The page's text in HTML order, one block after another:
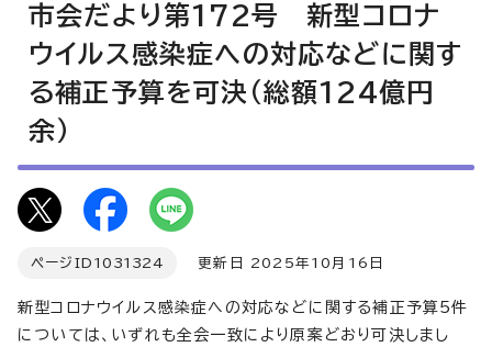
市会だより第172号 新型コロナ
ウイルス感染症への対応などに関す
る補正予算を可決（総額124億円
余）
ページID 1031324 更新日 2025年10月16日
新型コロナウイルス感染症への対応などに関する補正予算5件
については、いずれも全会一致により原案どおり可決しまし